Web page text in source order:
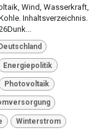
Wind, Wasserkraft,
Inhaltsverzeichnis.
Deutschland
Energiepolitik
Photovoltaik
Winterstrom